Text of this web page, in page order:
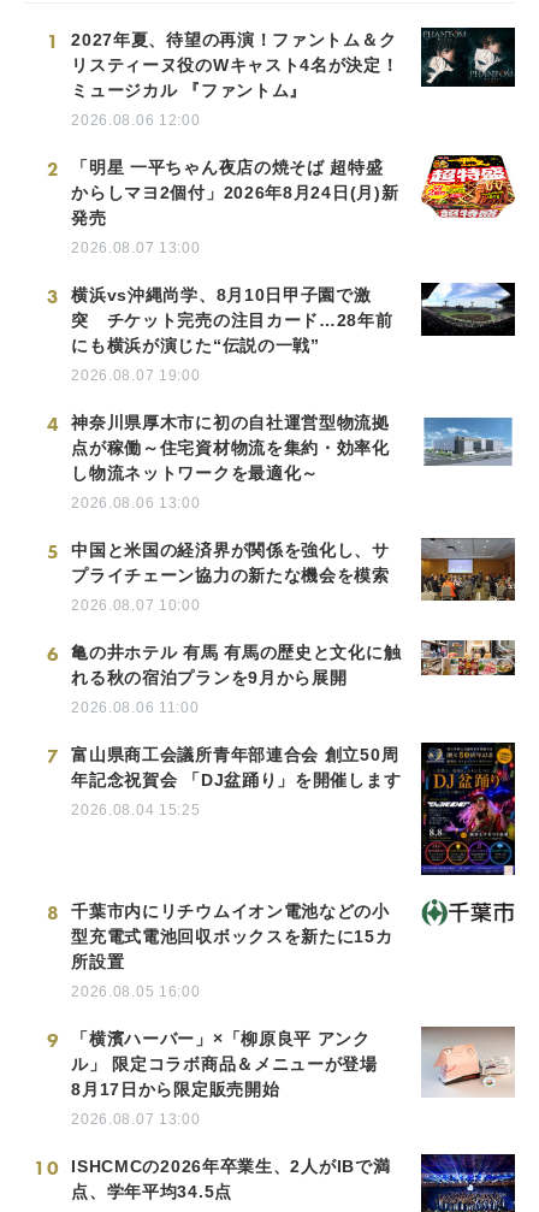
1
2027年夏、待望の再演！ファントム＆ク
リスティーヌ役のWキャスト4名が決定！
ミュージカル 『ファントム』
2026.08.06 12:00
2
「明星 一平ちゃん夜店の焼そば 超特盛
からしマヨ2個付」2026年8月24日(月)新
発売
2026.08.07 13:00
3
横浜vs沖縄尚学、8月10日甲子園で激
突 チケット完売の注目カード…28年前
にも横浜が演じた“伝説の一戦”
2026.08.07 19:00
4
神奈川県厚木市に初の自社運営型物流拠
点が稼働～住宅資材物流を集約・効率化
し物流ネットワークを最適化～
2026.08.06 13:00
5
中国と米国の経済界が関係を強化し、サ
プライチェーン協力の新たな機会を模索
2026.08.07 10:00
6
亀の井ホテル 有馬 有馬の歴史と文化に触
れる秋の宿泊プランを9月から展開
2026.08.06 11:00
7
富山県商工会議所青年部連合会 創立50周
年記念祝賀会 「DJ盆踊り」を開催します
2026.08.04 15:25
8
千葉市内にリチウムイオン電池などの小
型充電式電池回収ボックスを新たに15カ
所設置
2026.08.05 16:00
9
「横濱ハーバー」×「柳原良平 アンク
ル」 限定コラボ商品＆メニューが登場
8月17日から限定販売開始
2026.08.07 13:00
10
ISHCMCの2026年卒業生、2人がIBで満
点、学年平均34.5点